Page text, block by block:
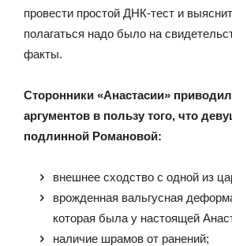
провести простой ДНК-тест и
полагаться надо было на
факты.
Сторонники «Анастасии»
аргументов в пользу того, что
подлинной Романовой:
внешнее сходство с одной из
врожденная вальгусная
которая была у настоящей
наличие шрамов от ранений;